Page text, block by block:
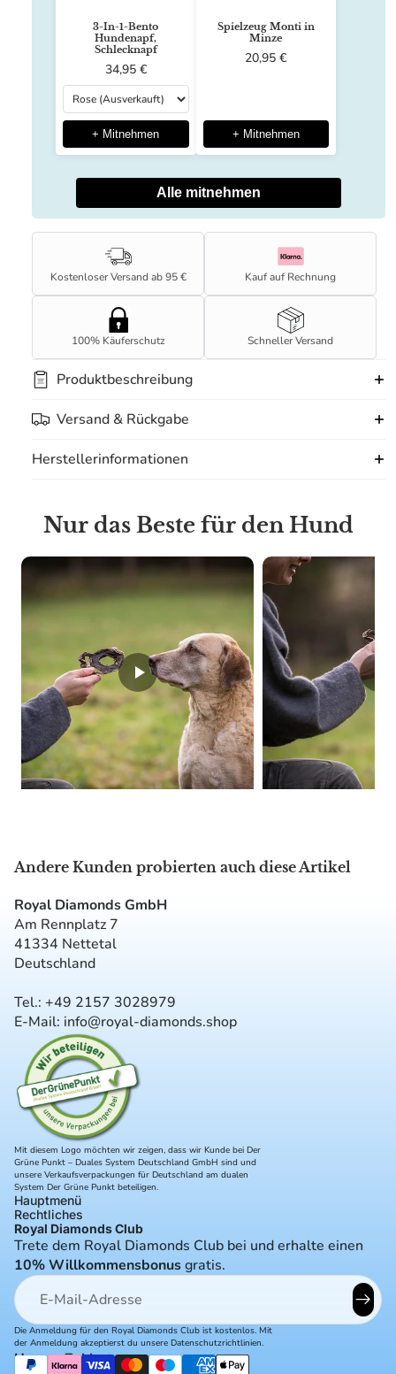
3-In-1-Bento
Hundenapf,
Schlecknapf
34,95 €
+ Mitnehmen
Spielzeug Monti in
Minze
20,95 €
+ Mitnehmen
Alle mitnehmen
Kostenloser Versand ab 95 € Kauf auf Rechnung
100% Käuferschutz Schneller Versand
Produktbeschreibung
Versand & Rückgabe
Herstellerinformationen
Nur das Beste für den Hund
Andere Kunden probierten auch diese Artikel
Royal Diamonds GmbH
Am Rennplatz 7
41334 Nettetal
Deutschland
Tel.: +49 2157 3028979
E-Mail: info@royal-diamonds.shop
Mit diesem Logo möchten wir zeigen, dass wir Kunde bei Der
Grüne Punkt – Duales System Deutschland GmbH sind und
unsere Verkaufsverpackungen für Deutschland am dualen
System Der Grüne Punkt beteiligen.
Hauptmenü
Rechtliches
Royal Diamonds Club
Trete dem Royal Diamonds Club bei und erhalte einen
10% Willkommensbonusgratis.
E-Mail
Die Anmeldung für den Royal Diamonds Club ist kostenlos. Mit
der Anmeldung akzeptierst du unsere Datenschutzrichtlinien.
Unsere Zahlarten